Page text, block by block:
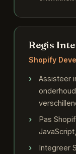
Regis
Shopify
Assisteer
Pas
Integreer